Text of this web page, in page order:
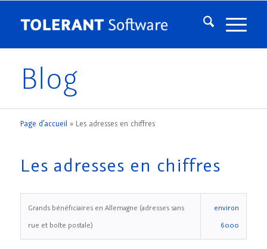
Blog
Page d’accueil » Les adresses en chiffres
Les adresses en chiffres
Grands bénéficiaires en Allemagne (adresses sans
rue et boîte postale)
environ
6000